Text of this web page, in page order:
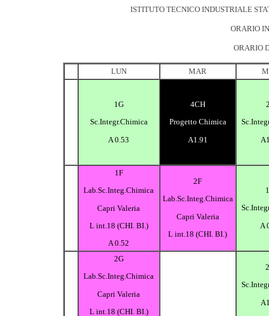
ISTITUTO TECNICO INDUSTRIALE
ORARIO
ORARIO
LUN MAR
1G
Sc.Integr.Chimica
A 0.53
4CH
Progetto Chimica
A1.91
1F
Lab.Sc.Integ.Chimica
Capri Valeria
L int.18 (CHI. BI.)
A 0.52
2F
Lab.Sc.Integ.Chimica
Capri Valeria
L int.18 (CHI. BI.)
A
2G
Lab.Sc.Integ.Chimica
Capri Valeria
L int.18 (CHI. BI.)